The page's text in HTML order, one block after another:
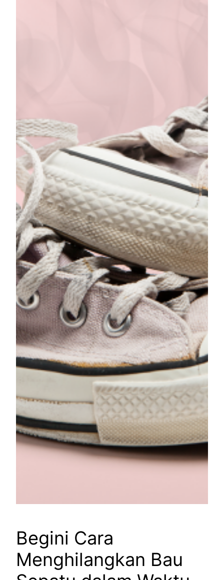
Begini Cara
Menghilangkan Bau